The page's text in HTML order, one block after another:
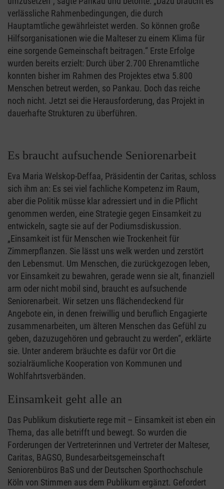
verlässliche Rahmenbedingungen, die durch
Hauptamtliche gewährleistet werden. So können große
Hilfsorganisationen wie die Malteser zu einem Klima für
eine sorgende Gemeinschaft beitragen.“ Erste Erfolge
wurden bereits erzielt: Durch über 2.700 Ehrenamtliche
konnten bisher im Rahmen des Projektes etwa 5.800
Menschen betreut werden, so Pankau. Doch das reiche
noch nicht. Jetzt sei die Herausforderung, das Projekt in
dauerhafte Strukturen zu überführen.
Es braucht aufsuchende Seniorenarbeit
Eva Maria Welskop-Deffaa, Präsidentin der Caritas, schloss
sich ihm an: Es sei viel fachliche Kompetenz im Raum,
aber die Politik müsse klar adressiert und in die Pflicht
genommen werden, eine Strategie gegen Einsamkeit zu
entwickeln, sagte sie auf der Podiumsdiskussion.
„Einsamkeit ist für Menschen wie Trockenheit für
Zimmerpflanzen. Sie lässt uns welk werden und zerstört
den Lebensmut. Um Menschen, die zurückgezogen leben,
vor Einsamkeit zu bewahren, gerade wenn sie alt, finanziell
arm oder nicht mobil sind, braucht es aufsuchende
Seniorenarbeit. Wir setzen uns flächendeckend für
Angebote ein, in denen freiwillig und beruflich Engagierte
zusammenarbeiten, um älteren Menschen das Gefühl zu
geben, dazuzugehören und gebraucht zu werden“, erklärte
sie. Unter anderem bräuchte es dafür vor Ort die
sozialräumliche Kooperation von Kommunen und
Wohlfahrtsverbänden.
Einsamkeit geht alle an
Das Publikum diskutierte rege mit – Einsamkeit ist eben ein
Thema, das alle betrifft und bewegt. So wurden die
Forderungen der Vertreterinnen und Vertreter der Malteser,
Caritas, BAGSO, Bundesarbeitsgemeinschaft
Seniorenbüros BaS und der Deutschen Sporthochschule
Köln von Stimmen aus dem Publikum ergänzt. Gefordert